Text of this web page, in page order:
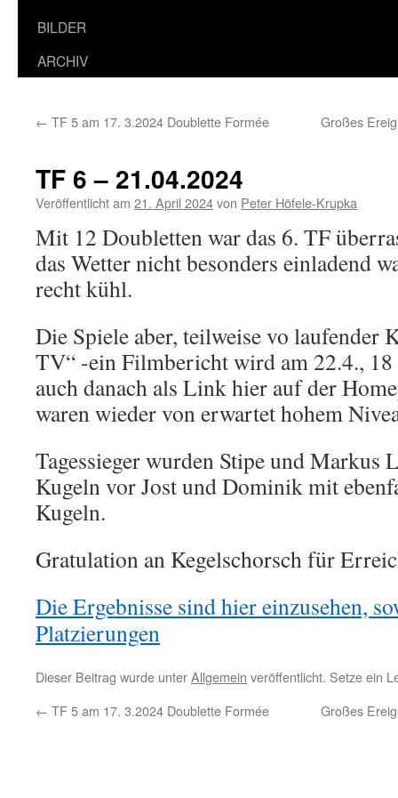
BILDER
ARCHIV
← TF 5 am 17. 3.2024 Doublette Formée Großes
TF 6 – 21.04.2024
Veröffentlicht am 21. April 2024von Peter Höfele-Krupka
Mit 12 Doubletten war das 6. TF
das Wetter nicht besonders einladend
recht kühl.
Die Spiele aber, teilweise vo laufender
TV“ -ein Filmbericht wird am 22.4., 18
auch danach als Link hier auf der
waren wieder von erwartet hohem
Tagessieger wurden Stipe und Markus
Kugeln vor Jost und Dominik mit
Kugeln.
Gratulation an Kegelschorsch für
Die Ergebnisse sind hier einzusehen,
Platzierungen
Dieser Beitrag wurde unterAllgemein veröffentlicht. Setze ein
← TF 5 am 17. 3.2024 Doublette Formée Großes